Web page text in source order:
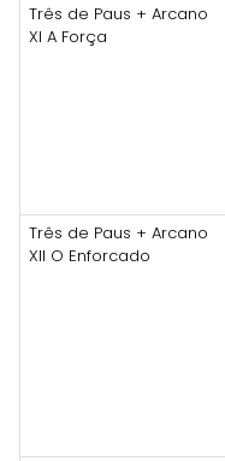
Três de Paus + Arcano
XI A Força
Três de Paus + Arcano
XII O Enforcado